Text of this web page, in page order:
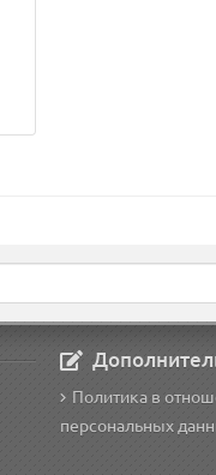
Политика в
персональных